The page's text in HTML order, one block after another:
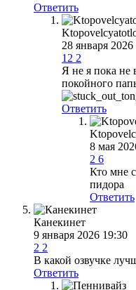
Ответить
28 января 2026
12 2
Я не я пока не
покойного
Ответить
8 мая
2 6
Кто мне
пидора
Ответить
Канекинет
9 января 2026 19:30
2 2
В какой озвучке
Ответить